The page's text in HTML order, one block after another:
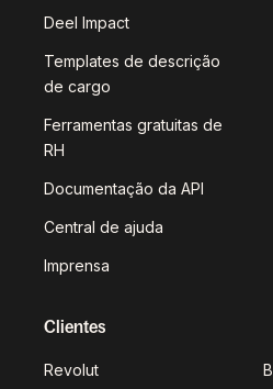
Deel Impact
Templates de descrição
de cargo
Ferramentas gratuitas de
RH
Documentação da API
Central de ajuda
Imprensa
Clientes
Revolut